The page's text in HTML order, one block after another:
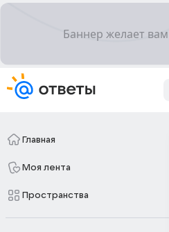
Главная
Моя лента
Пространства